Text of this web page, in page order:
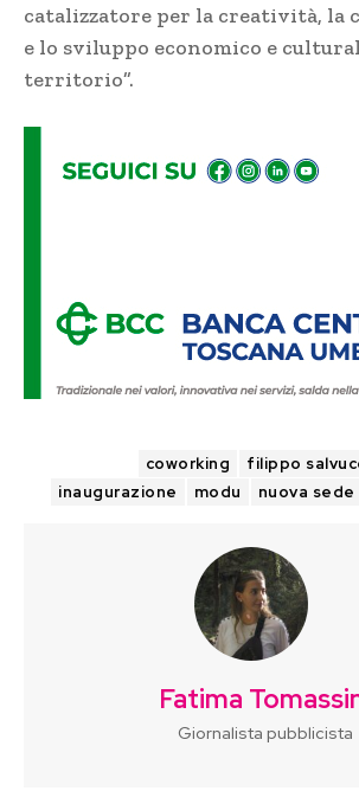
catalizzatore per la creatività, la
e lo sviluppo economico e
territorio”.
coworking filippo
inaugurazione
modu nuova sede
Fatima
Giornalista pubblicista